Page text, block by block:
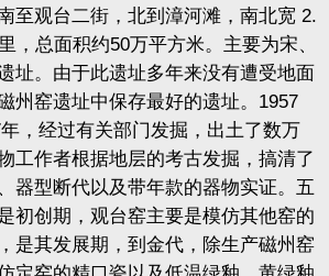
至观台二街，北到漳河滩，南北宽 2.
，总面积约50万平方米。主要为宋、
址。由于此遗址多年来没有遭受地面
州窑遗址中保存最好的遗址。 1957
年，经过有关部门发掘，出土了数万
工作者根据地层的考古发掘，搞清了
器型断代以及带年款的器物实证。五
初创期，观台窑主要是模仿其他窑的
是其发展期，到金代，除生产磁州窑